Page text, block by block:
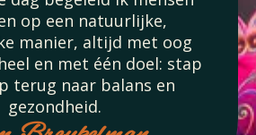
op een natuurlijke,
manier, altijd met oog
en met één doel: stap
terug naar balans en
gezondheid.